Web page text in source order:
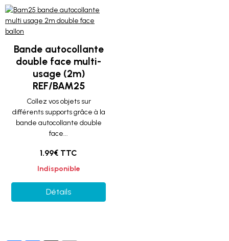
Bande autocollante
double face multi-
usage (2m)
REF/BAM25
Collez vos objets sur
différents supports grâce à la
bande autocollante double
face...
1.99€ TTC
Indisponible
Détails